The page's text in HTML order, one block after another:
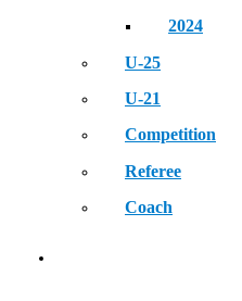
2024
U-25
U-21
Competition
Referee
Coach